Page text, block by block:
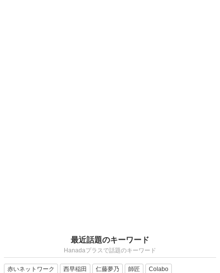
最近話題のキーワード
Hanadaプラスで話題のキーワード
赤いネットワーク 西早稲田 仁藤夢乃 師匠 Colabo